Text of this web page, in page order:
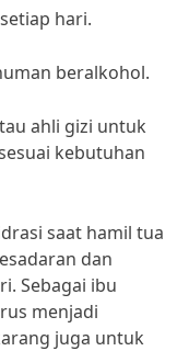
hari.
beralkohol.
ahli gizi untuk
kebutuhan
saat hamil tua
dan
Sebagai ibu
menjadi
juga untuk